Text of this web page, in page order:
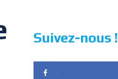
Suivez-nous !